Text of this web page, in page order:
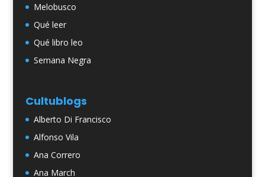
Melobusco
Qué leer
Qué libro leo
Semana Negra
Cultublogs
Alberto Di Francisco
Alfonso Vila
Ana Correro
Ana March